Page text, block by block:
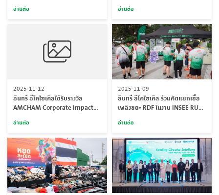
อ่านต่อ
(EV) คันแรก”
อ่านต่อ
2025-11-12
อินทรี อีโคไซเคิลได้รับรางวัล
AMCHAM Corporate Impact
อเมริกันในประเทศไทย
(AMCHAM)
อ่านต่อ
2025-11-09
อินทรี อีโคไซเคิล ร่วมคัดแยกเชื้อ
เพลิงขยะ RDF ในงาน INSEE RUN
ยั่งยืน
อ่านต่อ